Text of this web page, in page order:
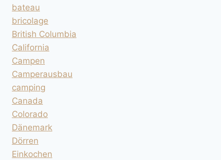
bateau
bricolage
British Columbia
California
Campen
Camperausbau
camping
Canada
Colorado
Dänemark
Dörren
Einkochen